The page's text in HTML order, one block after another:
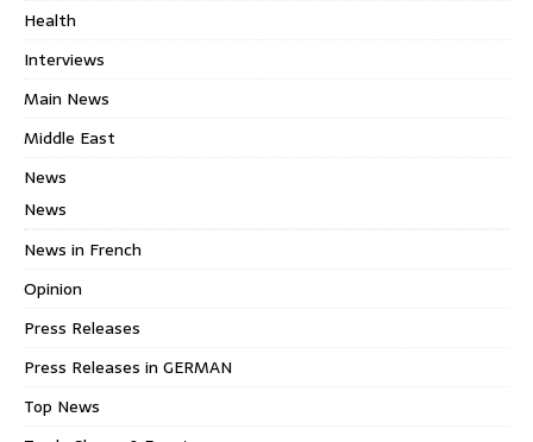
Health
Interviews
Main News
Middle East
News
News
News in French
Opinion
Press Releases
Press Releases in GERMAN
Top News